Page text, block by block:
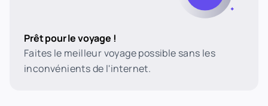
Prêt pour le voyage !
Faites le meilleur voyage possible sans les
inconvénients de l'internet.